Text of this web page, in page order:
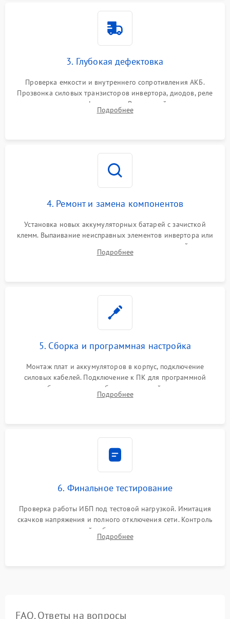
3. Глубокая дефектовка
Проверка емкости и внутреннего сопротивления АКБ.
Прозвонка силовых транзисторов инвертора, диодов, реле
переключения и трансформатора. Визуальный поиск вздутых
конденсаторов и прогаров на печатной плате.
Подробнее
4. Ремонт и замена компонентов
Установка новых аккумуляторных батарей с зачисткой
клемм. Выпаивание неисправных элементов инвертора или
цепи зарядки и монтаж новых радиодеталей.
Восстановление поврежденных токоведущих дорожек и
Подробнее
5. Сборка и программная настройка
Монтаж плат и аккумуляторов в корпус, подключение
силовых кабелей. Подключение к ПК для программной
калибровки констант батареи, настройки порогов
срабатывания AVR и сброса счетчиков старения АКБ.
Подробнее
6. Финальное тестирование
Проверка работы ИБП под тестовой нагрузкой. Имитация
скачков напряжения и полного отключения сети. Контроль
времени автономной работы, температурного режима и
корректности формы выходного сигнала.
Подробнее
FAQ. Ответы на вопросы